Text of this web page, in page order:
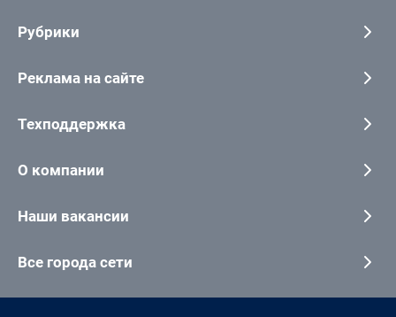
Рубрики
Реклама на сайте
Техподдержка
О компании
Наши вакансии
Все города сети